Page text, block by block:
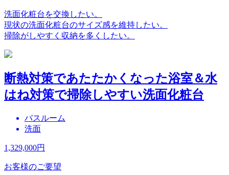
洗面化粧台を交換したい。
現状の洗面化粧台のサイズ感を維持したい。
掃除がしやすく収納を多くしたい。
断熱対策であたたかくなった浴室＆水
はね対策で掃除しやすい洗面化粧台
バスルーム
洗面
1,329,000円
お客様のご要望